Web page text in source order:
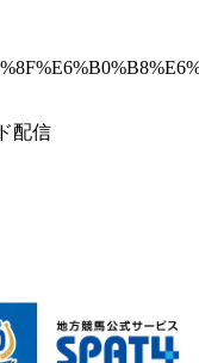
配信